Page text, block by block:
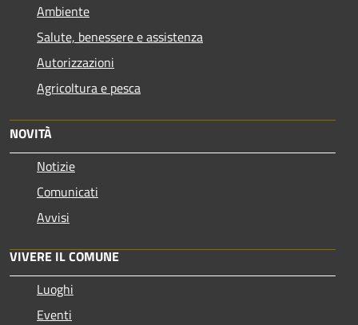
Ambiente
Salute, benessere e assistenza
Autorizzazioni
Agricoltura e pesca
NOVITÀ
Notizie
Comunicati
Avvisi
VIVERE IL COMUNE
Luoghi
Eventi